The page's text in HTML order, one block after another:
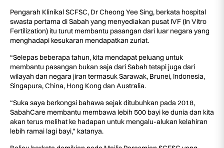
Pengarah Klinikal SCFSC, Dr Cheong Yee Sing, berkata hospital
swasta pertama di Sabah yang menyediakan pusat IVF (In Vitro
Fertilization) itu turut membantu pasangan dari luar negara yang
menghadapi kesukaran mendapatkan zuriat.
“Selepas beberapa tahun, kita mendapat peluang untuk
membantu pasangan bukan saja dari Sabah tetapi juga dari
wilayah dan negara jiran termasuk Sarawak, Brunei, Indonesia,
Singapura, China, Hong Kong dan Australia.
“Suka saya berkongsi bahawa sejak ditubuhkan pada 2018,
SabahCare membantu membawa lebih 500 bayi ke dunia dan kita
akan terus melihat ke hadapan untuk mengalu-alukan kelahiran
lebih ramai lagi bayi,” katanya.